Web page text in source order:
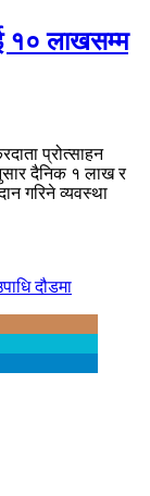
१० लाखसम्म
प्रोत्साहन
दैनिक १ लाख र
गरिने व्यवस्था